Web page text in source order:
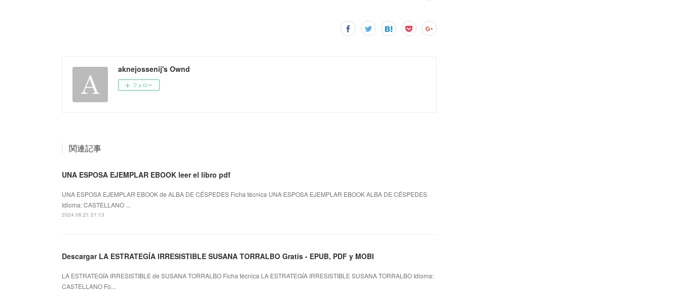
aknejossenij's Ownd
フォロー
関連記事
UNA ESPOSA EJEMPLAR EBOOK leer el libro pdf
UNA ESPOSA EJEMPLAR EBOOK de ALBA DE CÉSPEDES Ficha técnica UNA ESPOSA EJEMPLAR EBOOK ALBA DE CÉSPEDES
Idioma: CASTELLANO ...
2024.08.21 21:13
Descargar LA ESTRATEGÍA IRRESISTIBLE SUSANA TORRALBO Gratis - EPUB, PDF y MOBI
LA ESTRATEGÍA IRRESISTIBLE de SUSANA TORRALBO Ficha técnica LA ESTRATEGÍA IRRESISTIBLE SUSANA TORRALBO Idioma:
CASTELLANO Fo...